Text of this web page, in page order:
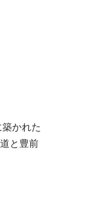
かれた
と豊前